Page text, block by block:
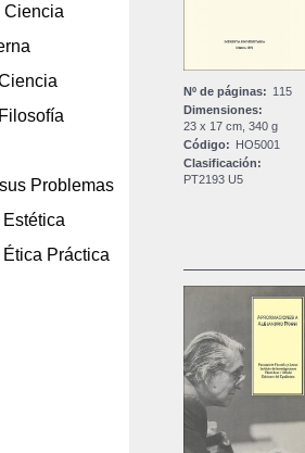
Nº de páginas: 115
Dimensiones:
23 x 17 cm, 340 g
Código: HO5001
Clasificación:
PT2193 U5
Ciencia
Problemas
Práctica